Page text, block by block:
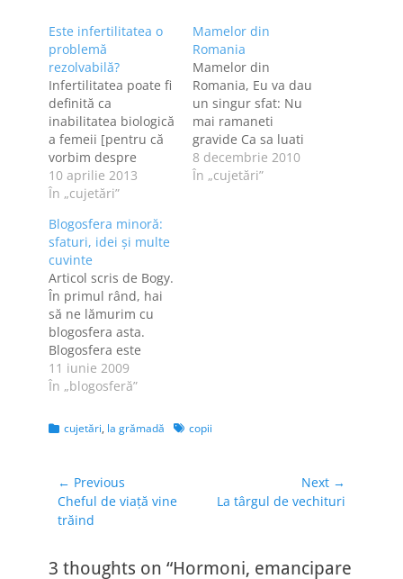
Este infertilitatea o
problemă
rezolvabilă?
Infertilitatea poate fi
definită ca
inabilitatea biologică
a femeii [pentru că
vorbim despre
femei, evident] de a
produce ovule
duce o sarcină la
termen. Ce cauzează
infertilitatea? Nu o
să insist prea mult
pe cauzele
infertilităţii, pentru
că fiecare om este
diferit şi fiecare
organism…
10 aprilie 2013
În „cujetări”
Mamelor din
Romania
Mamelor din
Romania, Eu va dau
un singur sfat: Nu
mai ramaneti
gravide Ca sa luati
bani de la stat! In
Spania, de exemplu,
8 decembrie 2010
În „cujetări”
Blogosfera minoră:
sfaturi, idei şi multe
cuvinte
Articol scris de Bogy.
În primul rând, hai
să ne lămurim cu
blogosfera asta.
Blogosfera este
ansamblul de
bloguri sau
bloggeri. Există mai
multe tipuri de
câteva exemple ce
îmi vin în minte):
blogosfera
personală/freestyle;
profesională/de nişă
11 iunie 2009
În „blogosferă”
Categories
cujetări, la grămadă Tagscopii
Navigare
în
articole
← Previous
Previous
post:
Cheful de viaţă vine
trăind
Next →
NextLa târgul de vechituri
3 thoughts on “Hormoni, emancipare